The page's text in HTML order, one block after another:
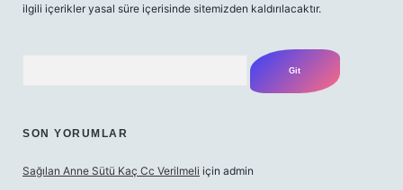
ilgili içerikler yasal süre içerisinde sitemizden kaldırılacaktır.
SON YORUMLAR
Sağılan Anne Sütü Kaç Cc Verilmeli için admin